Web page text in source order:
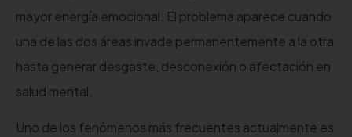
mayor energía emocional. El problema aparece cuando
una de las dos áreas invade permanentemente a la otra
hasta generar desgaste, desconexión o afectación en
salud mental.
Uno de los fenómenos más frecuentes actualmente es